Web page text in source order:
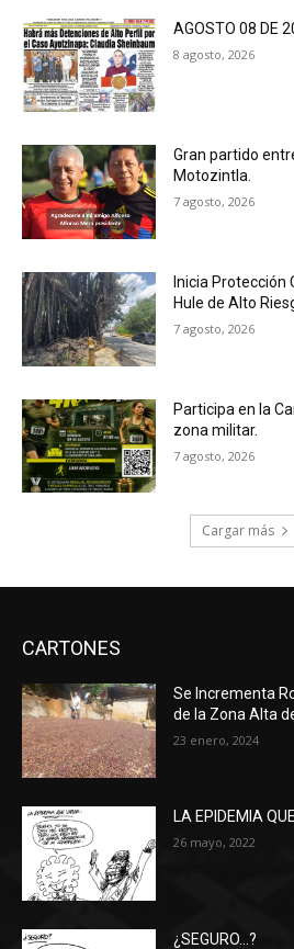
AGOSTO 08 DE
8 agosto, 2026
Gran partido
Motozintla.
7 agosto, 2026
Inicia Protección
Hule de Alto
7 agosto, 2026
Participa en la
zona militar.
7 agosto, 2026
Cargar más
CARTONES
Se Incrementa
de la Zona Alta
23 enero, 2024
LA EPIDEMIA
26 mayo, 2022
¿SEGURO…?